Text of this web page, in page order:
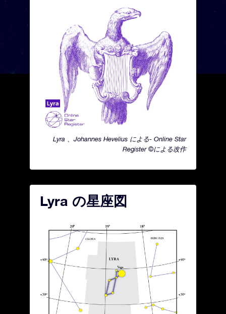
Lyra 、Johannes Hevelius による- Online Star
Register ©による改作
Lyra の星座図